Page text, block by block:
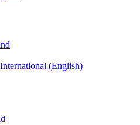
International (English)